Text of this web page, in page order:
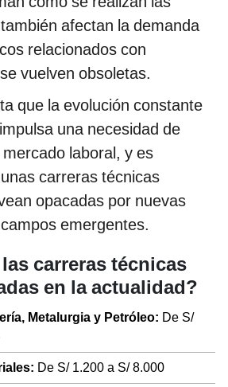
afectan la demanda
relacionados con
vuelven obsoletas.
que la evolución constante
una necesidad de
laboral, y es
carreras técnicas
opacadas por nuevas
emergentes.
carreras técnicas
en la actualidad?
Metalurgia y Petróleo: De S/
De S/ 1.200 a S/ 8.000